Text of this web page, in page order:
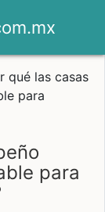
qué las casas
para
para